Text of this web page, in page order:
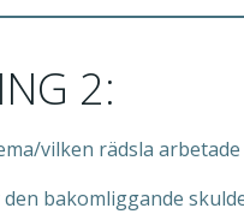
2:
vilken rädsla arbetade
den bakomliggande